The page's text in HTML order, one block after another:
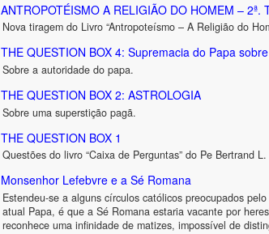
ANTROPOTÉISMO A RELIGIÃO DO HOMEM – 2ª.
Nova tiragem do Livro “Antropoteísmo – A Religião do
THE QUESTION BOX 4: Supremacia do Papa
Sobre a autoridade do papa.
THE QUESTION BOX 2: ASTROLOGIA
Sobre uma superstição pagã.
THE QUESTION BOX 1
Questões do livro “Caixa de Perguntas” do Pe Bertrand L.
Monsenhor Lefebvre e a Sé Romana
Estendeu-se a alguns círculos católicos preocupados
atual Papa, é que a Sé Romana estaria vacante por
reconhece uma infinidade de matizes, impossível de